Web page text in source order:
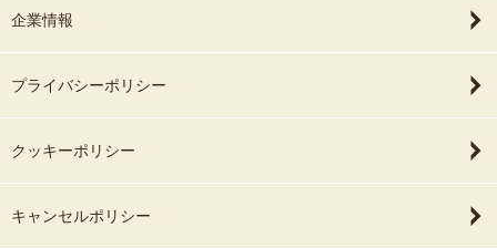
企業情報
プライバシーポリシー
クッキーポリシー
キャンセルポリシー